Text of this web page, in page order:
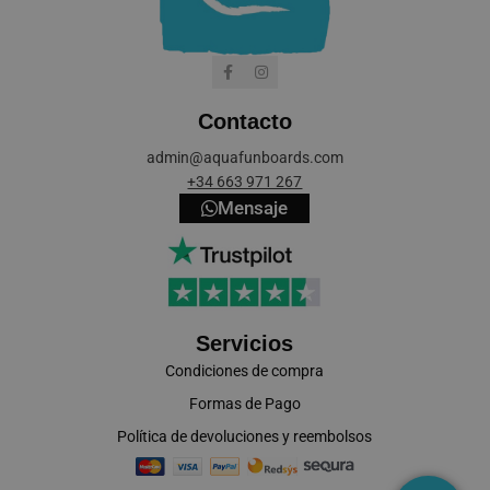
Contacto
admin@aquafunboards.com
+34 663 971 267
Mensaje
Servicios
Condiciones de compra
Formas de Pago
Política de devoluciones y reembolsos
cookieyes-consent
VISITOR_PRIVACY_METADATA